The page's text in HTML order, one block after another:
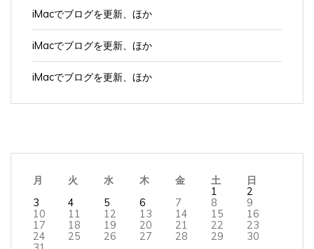
iMacでブログを更新、ほか
iMacでブログを更新、ほか
iMacでブログを更新、ほか
月 火 水 木 金 土
日
1
2
3
4 5 6 7 8
9
10
11 12 13 14 15
16
17
18 19 20 21 22
23
24
25 26 27 28 29
30
31